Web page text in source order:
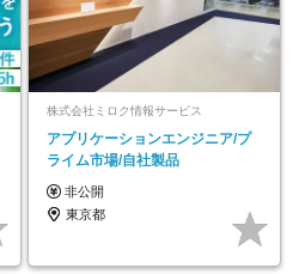
株式会社ミロク情報サービス
アプリケーションエンジニア/プ
ライム市場/自社製品
非公開
東京都